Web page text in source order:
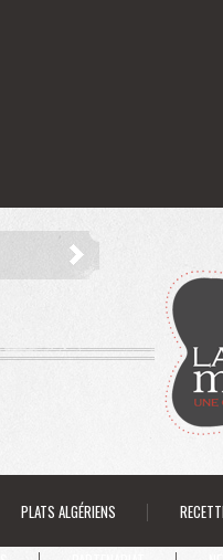
PLATS ALGÉRIENS